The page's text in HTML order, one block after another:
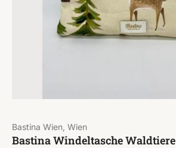
Bastina Wien, Wien
Bastina Windeltasche Waldtiere